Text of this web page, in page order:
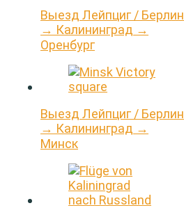
Выезд Лейпциг / Берлин
→ Калининград →
Оренбург
Выезд Лейпциг / Берлин
→ Калининград →
Минск